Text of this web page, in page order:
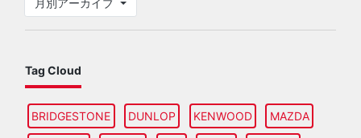
月別アーカイブ
Tag Cloud
BRIDGESTONE DUNLOP KENWOOD MAZDA